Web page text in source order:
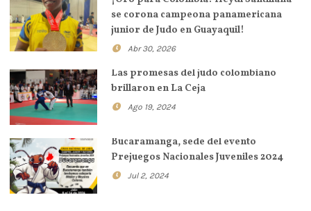
se corona campeona panamericana
junior de Judo en Guayaquil!
Abr 30, 2026
Las promesas del judo colombiano
brillaron en La Ceja
Ago 19, 2024
Bucaramanga, sede del evento
Prejuegos Nacionales Juveniles 2024
Jul 2, 2024